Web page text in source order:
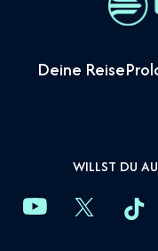
Deine Reise
WILLST DU